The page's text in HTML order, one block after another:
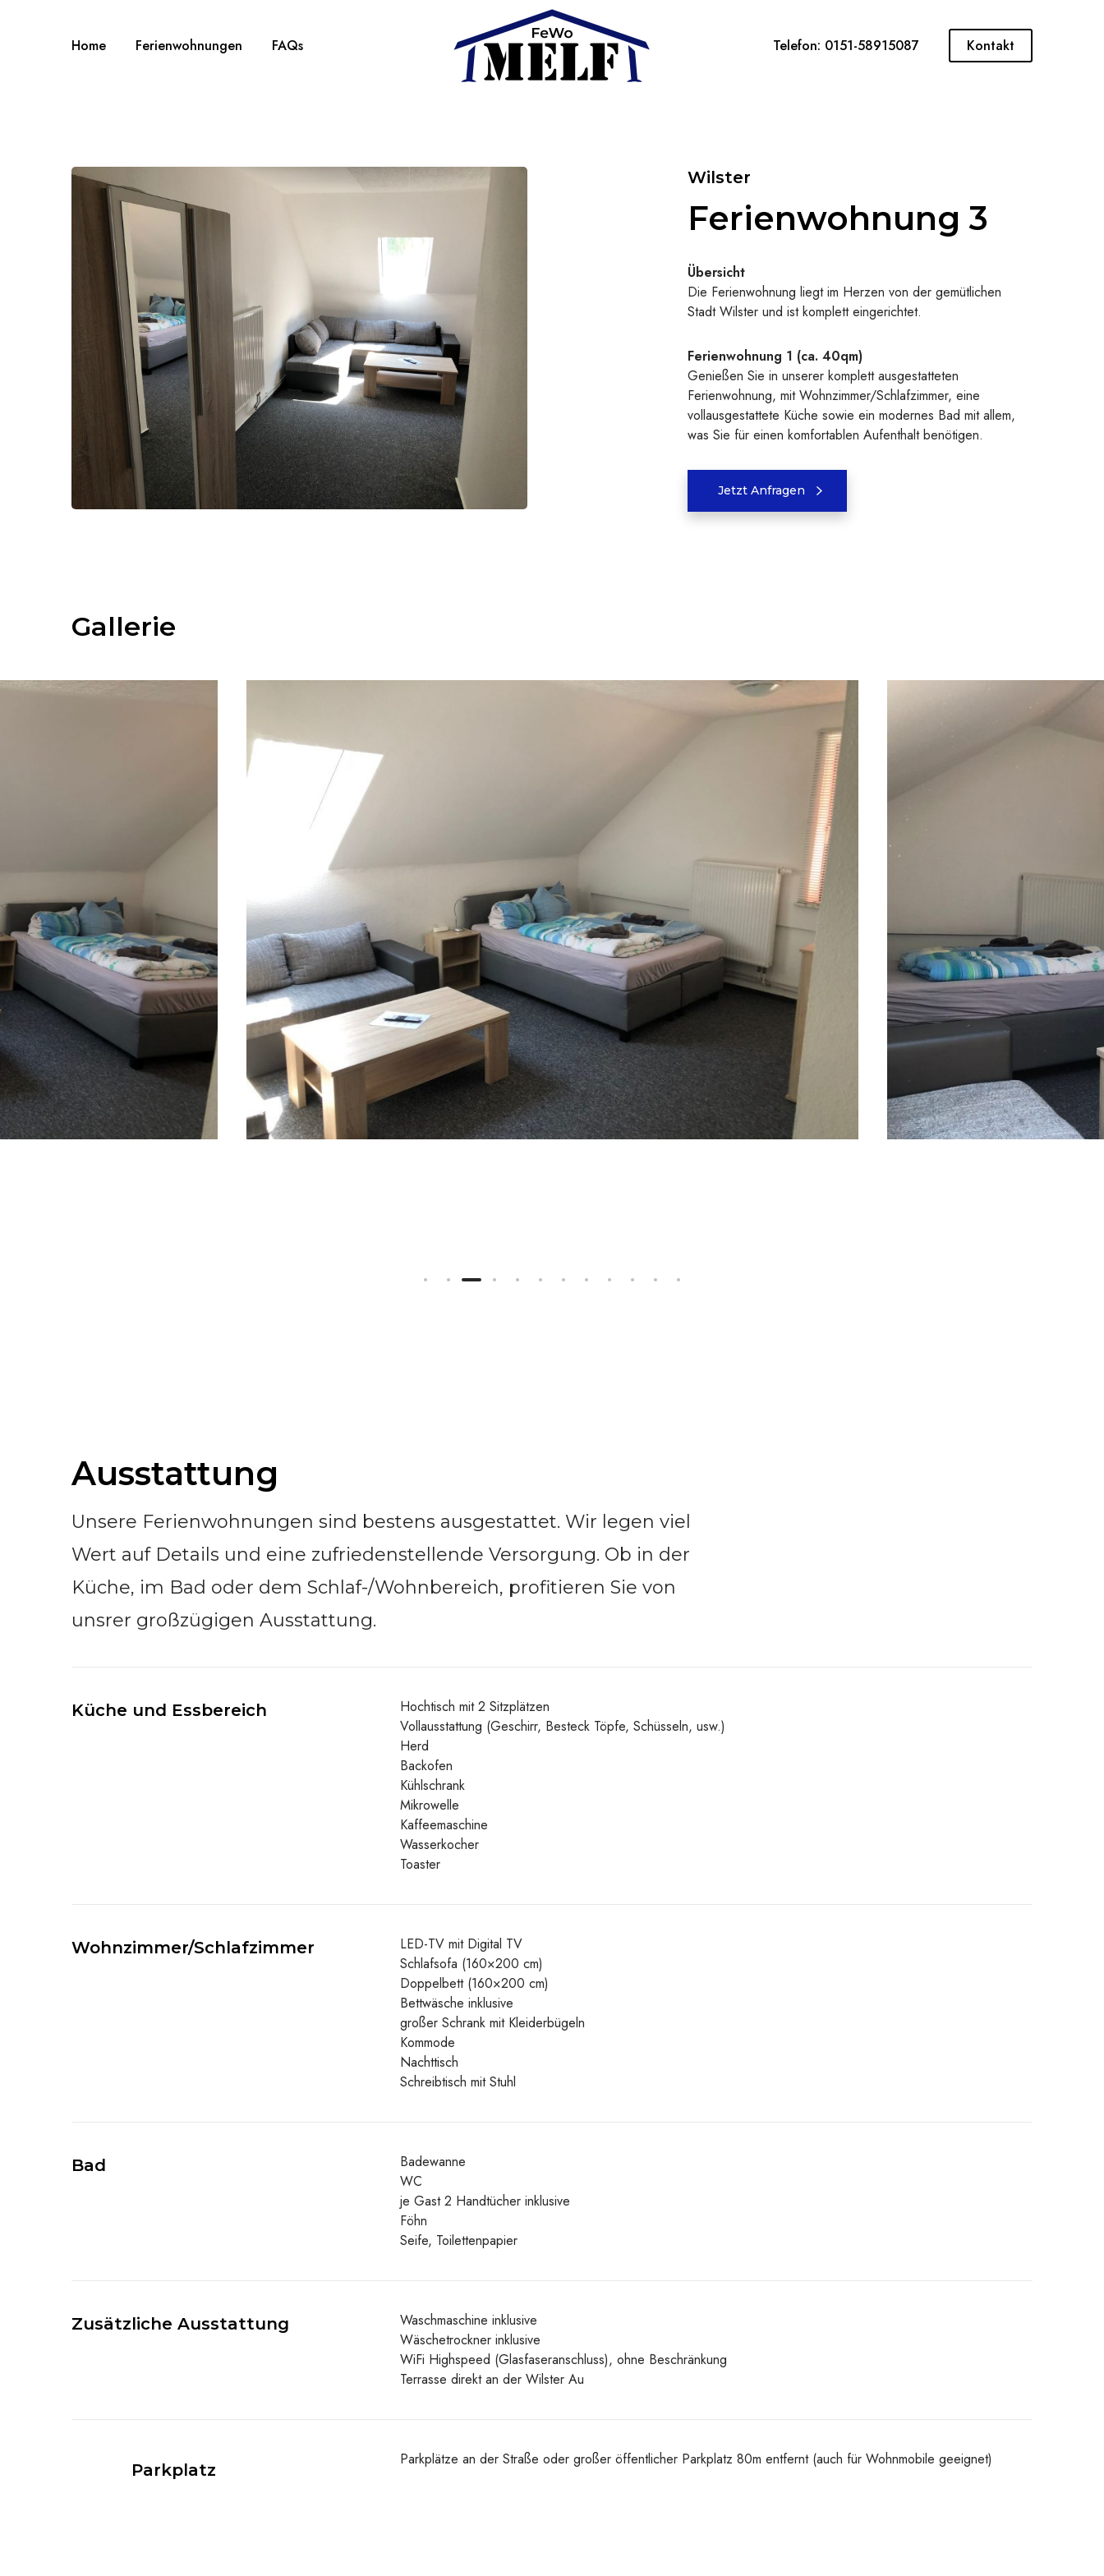
Home Ferienwohnungen FAQs Telefon: 0151-58915087 Kontakt
Wilster
Ferienwohnung 3
Übersicht
Die Ferienwohnung liegt im Herzen von der gemütlichen
Stadt Wilster und ist komplett eingerichtet.
Ferienwohnung 1 (ca. 40qm)
Genießen Sie in unserer komplett ausgestatteten
Ferienwohnung, mit Wohnzimmer/Schlafzimmer, eine
vollausgestattete Küche sowie ein modernes Bad mit allem,
was Sie für einen komfortablen Aufenthalt benötigen.
Jetzt Anfragen
Gallerie
Ausstattung
Unsere Ferienwohnungen sind bestens ausgestattet. Wir legen viel
Wert auf Details und eine zufriedenstellende Versorgung. Ob in der
Küche, im Bad oder dem Schlaf-/Wohnbereich, profitieren Sie von
unsrer großzügigen Ausstattung.
Küche und Essbereich
Hochtisch mit 2 Sitzplätzen
Vollausstattung (Geschirr, Besteck Töpfe, Schüsseln, usw.)
Herd
Backofen
Kühlschrank
Mikrowelle
Kaffeemaschine
Wasserkocher
Toaster
Wohnzimmer/Schlafzimmer
LED-TV mit Digital TV
Schlafsofa (160×200 cm)
Doppelbett (160×200 cm)
Bettwäsche inklusive
großer Schrank mit Kleiderbügeln
Kommode
Nachttisch
Schreibtisch mit Stuhl
Bad
Badewanne
WC
je Gast 2 Handtücher inklusive
Föhn
Seife, Toilettenpapier
Zusätzliche Ausstattung
Waschmaschine inklusive
Wäschetrockner inklusive
WiFi Highspeed (Glasfaseranschluss), ohne Beschränkung
Terrasse direkt an der Wilster Au
Parkplatz
Parkplätze an der Straße oder großer öffentlicher Parkplatz 80m entfernt (auch für Wohnmobile geeignet)